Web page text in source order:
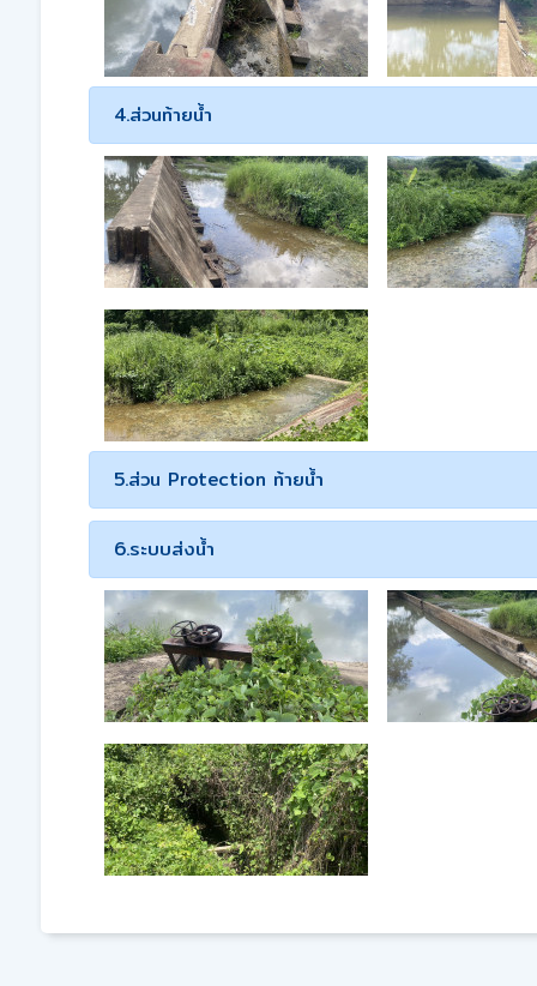
4.ส่วนท้ายน้ำ
5.ส่วน Protection ท้ายน้ำ
6.ระบบส่งน้ำ